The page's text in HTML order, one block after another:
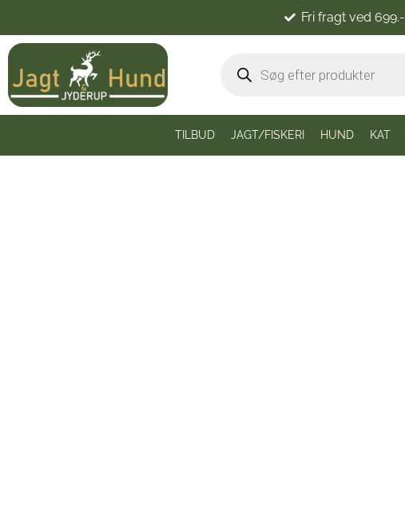
Fri fragt ved 699.-
TILBUD JAGT/FISKERI HUND KAT